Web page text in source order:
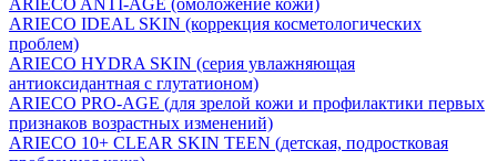
ARIECO ANTI-AGE (омоложение кожи)
ARIECO IDEAL SKIN (коррекция косметологических
проблем)
ARIECO HYDRA SKIN (серия увлажняющая
антиоксидантная с глутатионом)
ARIECO PRO-AGE (для зрелой кожи и профилактики первых
признаков возрастных изменений)
ARIECO 10+ CLEAR SKIN TEEN (детская, подростковая